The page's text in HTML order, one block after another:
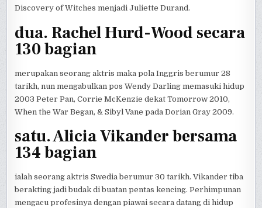
Discovery of Witches menjadi Juliette Durand.
dua. Rachel Hurd-Wood secara
130 bagian
merupakan seorang aktris maka pola Inggris berumur 28
tarikh, nun mengabulkan pos Wendy Darling memasuki hidup
2003 Peter Pan, Corrie McKenzie dekat Tomorrow 2010,
When the War Began, & Sibyl Vane pada Dorian Gray 2009.
satu. Alicia Vikander bersama
134 bagian
ialah seorang aktris Swedia berumur 30 tarikh. Vikander tiba
berakting jadi budak di buatan pentas kencing. Perhimpunan
mengacu profesinya dengan piawai secara datang di hidup